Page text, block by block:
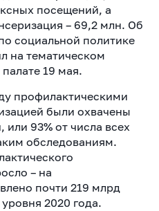
посещений, а
– 69,2 млн. Об
социальной политике
на тематическом
19 мая.
профилактическими
были охвачены
93% от числа всех
обследованиям.
– на
почти 219 млрд
2020 года.